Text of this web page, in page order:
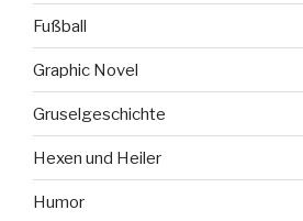
Fußball
Graphic Novel
Gruselgeschichte
Hexen und Heiler
Humor